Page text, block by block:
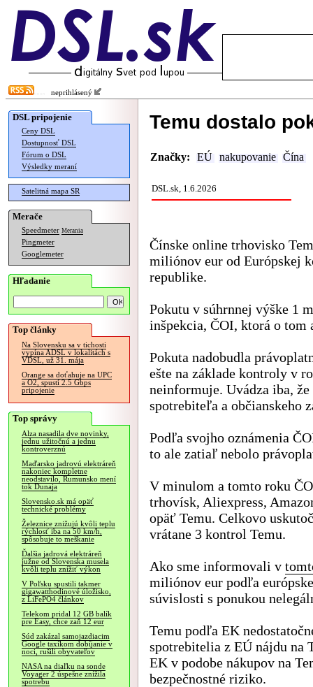
neprihlásený
DSL pripojenie
Ceny DSL
Dostupnosť DSL
Fórum o DSL
Výsledky meraní
Satelitná mapa SR
Merače
Speedmeter Merania
Pingmeter
Googlemeter
Hľadanie
Top články
Na Slovensku sa v tichosti
vypína ADSL v lokalitách s
VDSL, už 31. mája
Orange sa doťahuje na UPC
a O2, spustí 2.5 Gbps
pripojenie
Top správy
Alza nasadila dve novinky,
jednu užitočnú a jednu
kontroverznú
Maďarsko jadrovú elektráreň
nakoniec kompletne
neodstavilo, Rumunsko mení
tok Dunaja
Slovensko.sk má opäť
technické problémy
Železnice znižujú kvôli teplu
rýchlosť iba na 50 km/h,
spôsobuje to meškanie
Ďalšia jadrová elektráreň
južne od Slovenska musela
kvôli teplu znížiť výkon
V Poľsku spustili takmer
gigawatthodinové úložisko,
z LiFePO4 článkov
Telekom pridal 12 GB balík
pre Easy, chce zaň 12 eur
Súd zakázal samojazdiacim
Google taxíkom dobíjanie v
noci, rušili obyvateľov
NASA na diaľku na sonde
Voyager 2 úspešne znížila
spotrebu
Temu dostalo
Značky: EÚ nakupovanie Čína
DSL.sk, 1.6.2026
Čínske online trhovisko
miliónov eur od Európskej
republike.
Pokutu v súhrnnej výške 1
inšpekcia, ČOI, ktorá o
Pokuta nadobudla
ešte na základe kontroly v
neinformuje. Uvádza iba,
spotrebiteľa a občianskeho
Podľa svojho oznámenia
to ale zatiaľ nebolo
V minulom a tomto roku
trhovísk, Aliexpress,
opäť Temu. Celkovo
vrátane 3 kontrol Temu.
Ako sme informovali v
miliónov eur podľa
súvislosti s ponukou
Temu podľa EK
spotrebitelia z EÚ nájdu na
EK v podobe nákupov na
bezpečnostné riziko.